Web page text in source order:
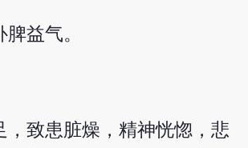
益气。
，致患脏燥，精神恍惚，悲